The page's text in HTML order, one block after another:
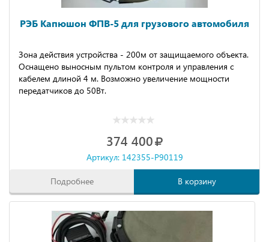
РЭБ Капюшон ФПВ-5 для грузового автомобиля
Зона действия устройства - 200м от защищаемого объекта.
Оснащено выносным пультом контроля и управления с
кабелем длиной 4 м. Возможно увеличение мощности
передатчиков до 50Вт.
374 400
Артикул: 142355-P90119
Подробнее В корзину